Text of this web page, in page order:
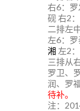
右6：罗
砚 右2
二排左
左6：罗
湘 左2
三排从
罗卫、
润、罗
待补。
注：